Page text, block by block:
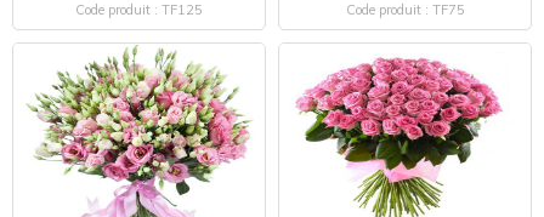
Code produit : TF125 Code produit : TF75